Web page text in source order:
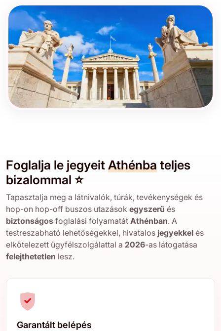
Foglalja le jegyeit Athénba teljes
bizalommal ⭐
Tapasztalja meg a látnivalók, túrák, tevékenységek és
hop-on hop-off buszos utazások egyszerű és
biztonságos foglalási folyamatát Athénban. A
testreszabható lehetőségekkel, hivatalos jegyekkel és
elkötelezett ügyfélszolgálattal a 2026-as látogatása
felejthetetlen lesz.
Garantált belépés